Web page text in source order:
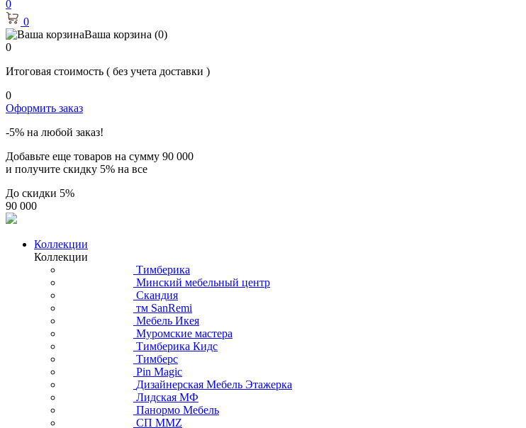
0
0
Ваша корзина (0)
0
Итоговая стоимость ( без учета доставки )
0
Оформить заказ
-5% на любой заказ!
Добавьте еще товаров на сумму 90 000
и получите скидку 5% на все
До скидки 5%
90 000
Коллекции
Коллекции
Тимберика
Минский мебельный центр
Скандия
тм SanRemi
Мебель Икея
Муромские мастера
Тимберика Кидс
Тимберс
Pin Magic
Дизайнерская Мебель Этажерка
Лидская МФ
Панормо Мебель
СП ММZ